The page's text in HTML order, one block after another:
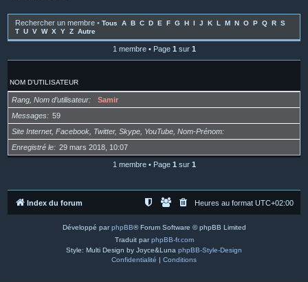
Rechercher un membre • Tous A B C D E F G H I J K L M N O P Q R S
T U V W X Y Z Autre
1 membre • Page 1 sur 1
NOM D’UTILISATEUR
Rang, Nom d’utilisateur
Samir
Messages
59
Site Internet, Facebook, Twitter, Skype, YouTube, Nom-Prénom
Enregistré le
29 mars 2018, 10:07
1 membre • Page 1 sur 1
Index du forum Heures au format UTC+02:00
Développé parphpBB® Forum Software © phpBB Limited
Traduit parphpBB-fr.com
Style: Multi Design by Joyce&Luna phpBB-Style-Design
Confidentialité | Conditions